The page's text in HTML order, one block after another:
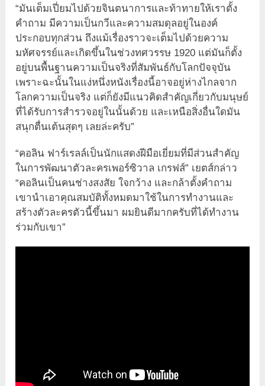
“มันเต็มเปี่ยมไปด้วยจินตนาการและท้าทายให้เราตั้ง
คำถาม มีความเป็นกวีและความสมดุลอยู่ในองค์
ประกอบทุกส่วน ถึงแม้เรื่องราวจะเต็มไปด้วยความ
มหัศจรรย์และเกิดขึ้นในช่วงทศวรรษ 1920 แต่มันก็ตั้ง
อยู่บนพื้นฐานความเป็นจริงที่สัมพันธ์กับโลกปัจจุบัน
เพราะฉะนั้นในแง่หนึ่งหนังเรื่องนี้อาจอยู่ห่างไกลจาก
โลกความเป็นจริง แต่ก็ยังมีแนวคิดสำคัญเกี่ยวกับมนุษย์
ที่ได้รับการสำรวจอยู่ในนั้นด้วย และเหนือสิ่งอื่นใดมัน
สนุกตื่นเต้นสุดๆ เลยล่ะครับ”
“คอลิน ฟาร์เรลล์เป็นนักแสดงฝีมือเยี่ยมที่มีส่วนสำคัญ
ในการพัฒนาตัวละครเพอร์ซิวาล เกรฟส์” เยตส์กล่าว
“คอลินเป็นคนช่างสงสัย ใจกว้าง และกล้าตั้งคำถาม
เขานำเอาคุณสมบัติทั้งหมดมาใช้ในการทำงานและ
สร้างตัวละครตัวนี้ขึ้นมา ผมยินดีมากครับที่ได้ทำงาน
ร่วมกับเขา”